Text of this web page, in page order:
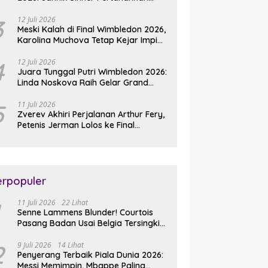
Zverev
12 Juli 2026
Meski Kalah di Final Wimbledon 2026,
Karolina Muchova Tetap Kejar Impian
12 Juli 2026
Juara Tunggal Putri Wimbledon 2026:
Linda Noskova Raih Gelar Grand
11 Juli 2026
Zverev Akhiri Perjalanan Arthur Fery,
Petenis Jerman Lolos ke Final
11 Juli 2026 22 Lihat
Senne Lammens Blunder! Courtois
Pasang Badan Usai Belgia Tersingkir
9 Juli 2026 14 Lihat
Penyerang Terbaik Piala Dunia 2026:
Messi Memimpin, Mbappe Paling